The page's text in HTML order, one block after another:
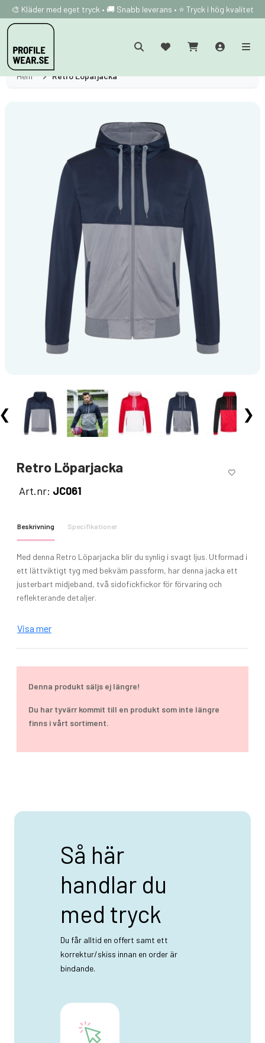
🎨 Kläder med eget tryck • 🚚 Snabb leverans • ⭐ Tryck i hög kvalitet
Hem Retro Löparjacka
❯
Retro Löparjacka
Art.nr: JC061
Beskrivning Specifikationer
Med denna Retro Löparjacka blir du synlig i svagt ljus. Utformad i
ett lättviktigt tyg med bekväm passform, har denna jacka ett
justerbart midjeband, två sidofickfickor för förvaring och
reflekterande detaljer.
Vikt: 220gsm
Färger: Fire Red/Artic White, French Navy/Sports Grey, Jet
Storlekar: S-2XL
Visa mer
Denna produkt säljs ej längre!
Du har tyvärr kommit till en produkt som inte längre
finns i vårt sortiment.
Så här
handlar du
med tryck
Du får alltid en offert samt ett
korrektur/skiss innan en order är
bindande.